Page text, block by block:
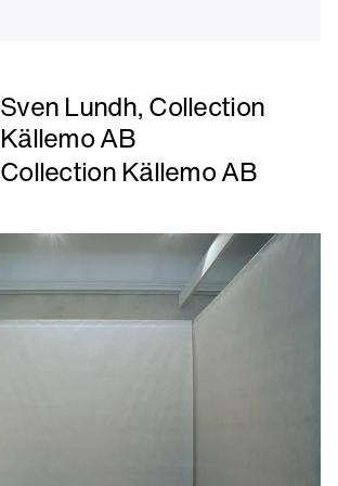
Sven Lundh, Collection
Källemo AB
Collection Källemo AB